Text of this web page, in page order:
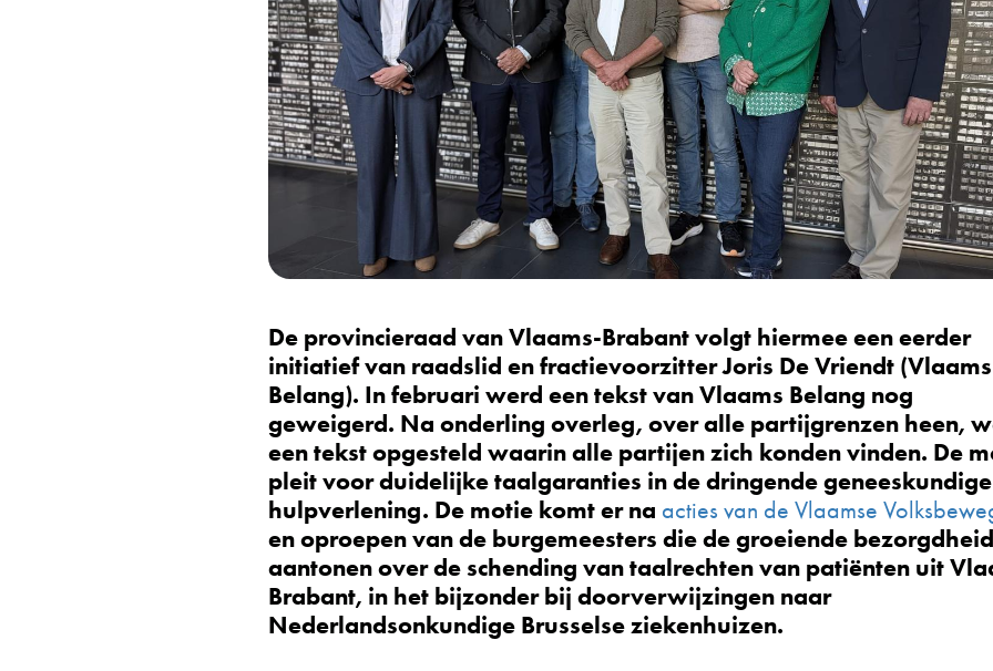
De provincieraad van Vlaams-Brabant volgt hiermee een eerder
initiatief van raadslid en fractievoorzitter Joris De Vriendt (Vlaams
Belang). In februari werd een tekst van Vlaams Belang nog
geweigerd. Na onderling overleg, over alle partijgrenzen heen,
een tekst opgesteld waarin alle partijen zich konden vinden. De
pleit voor duidelijke taalgaranties in de dringende geneeskundige
hulpverlening. De motie komt er na acties van de Vlaamse
en oproepen van de burgemeesters die de groeiende bezorgdheid
aantonen over de schending van taalrechten van patiënten uit
Brabant, in het bijzonder bij doorverwijzingen naar
Nederlandsonkundige Brusselse ziekenhuizen.